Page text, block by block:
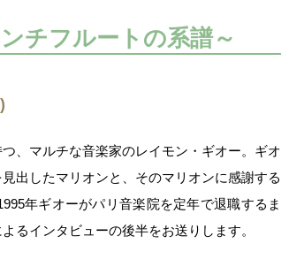
チフルートの系譜～
、マルチな音楽家のレイモン・ギオー。ギオ
出したマリオンと、そのマリオンに感謝する
年ギオーがパリ音楽院を定年で退職するま
るインタビューの後半をお送りします。